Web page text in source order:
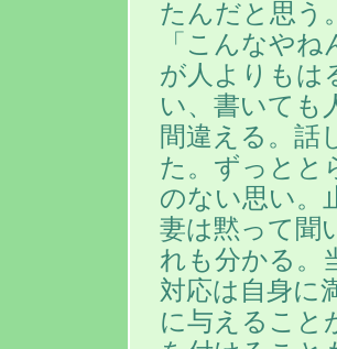
たんだと思う
「こんなや
が人よりもは
い、書いても
間違える。話
た。ずっとと
のない思い。
妻は黙って聞
れも分かる。
対応は自身に
に与えること